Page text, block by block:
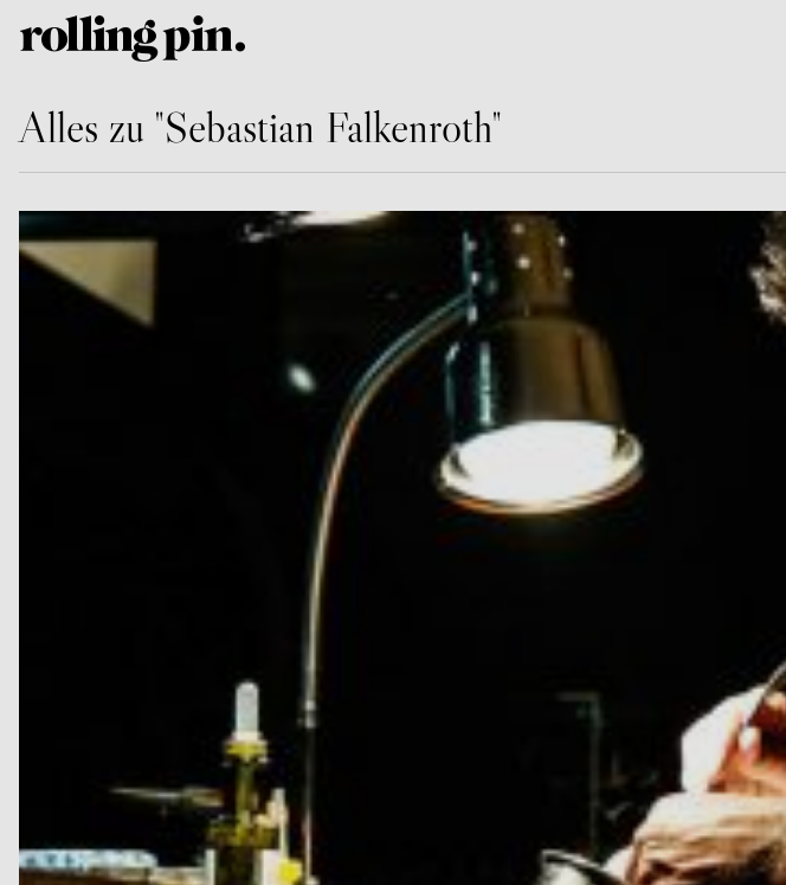
Alles zu "Sebastian Falkenroth"